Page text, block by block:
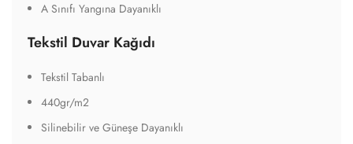
A Sınıfı Yangına Dayanıklı
Tekstil Duvar Kağıdı
Tekstil Tabanlı
440gr/m2
Silinebilir ve Güneşe Dayanıklı